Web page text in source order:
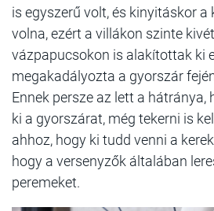
is egyszerű volt, és kinyitáskor a
volna, ezért a villákon szinte
vázpapucsokon is alakítottak ki
megakadályozta a gyorszár
Ennek persze az lett a
ki a gyorszárat, még tekerni is
ahhoz, hogy ki tudd venni a
hogy a versenyzők általában
peremeket.